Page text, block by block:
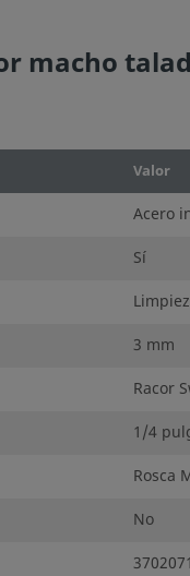
macho
Valor
Acero
Sí
3 mm
Racor
1/4
Rosca
No